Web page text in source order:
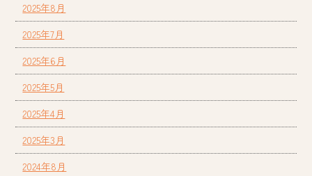
2025年8月
2025年7月
2025年6月
2025年5月
2025年4月
2025年3月
2024年8月